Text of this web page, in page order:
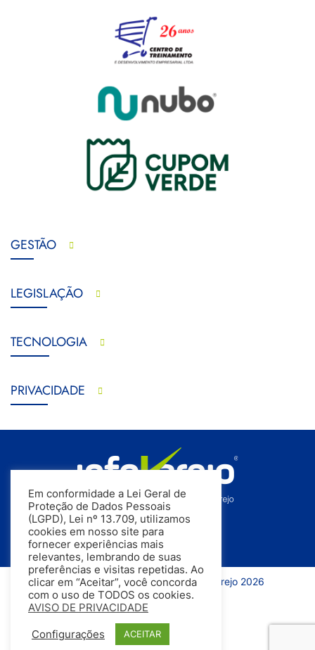
GESTÃO
LEGISLAÇÃO
TECNOLOGIA
PRIVACIDADE
Todos os direitos reservados | InfoVarejo 2026
Em conformidade a Lei Geral de
Proteção de Dados Pessoais
(LGPD), Lei nº 13.709, utilizamos
cookies em nosso site para
fornecer experiências mais
relevantes, lembrando de suas
preferências e visitas repetidas. Ao
clicar em “Aceitar”, você concorda
com o uso de TODOS os cookies.
AVISO DE PRIVACIDADE
Configurações ACEITAR